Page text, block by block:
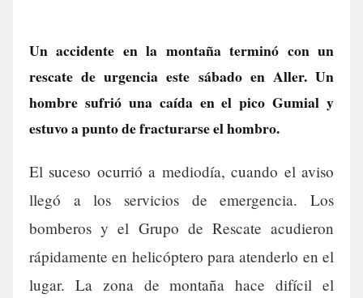
Un accidente en la montaña terminó con un
rescate de urgencia este sábado en Aller. Un
hombre sufrió una caída en el pico Gumial y
estuvo a punto de fracturarse el hombro.
El suceso ocurrió a mediodía, cuando el aviso
llegó a los servicios de emergencia. Los
bomberos y el Grupo de Rescate acudieron
rápidamente en helicóptero para atenderlo en el
lugar. La zona de montaña hace difícil el